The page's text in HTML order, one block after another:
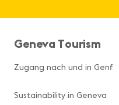
Geneva Tourism
Zugang nach und in Genf
Sustainability in Geneva